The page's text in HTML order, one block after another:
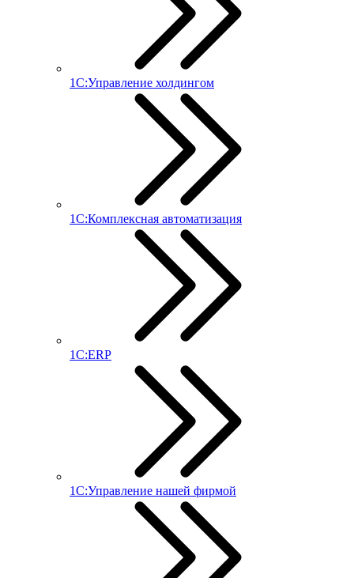
1С:Управление холдингом
1С:Комплексная автоматизация
1С:ERP
1С:Управление нашей фирмой